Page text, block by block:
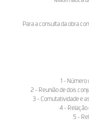
Para a consulta da obra
1 -
2 - Reunião de dois
3 - Comutatividade e
4 - Relação
5 -